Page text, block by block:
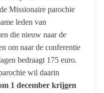
Missionaire parochie
leden van
die nieuw naar de
om naar de conferentie
bedraagt 175 euro.
wil daarin
1 december krijgen